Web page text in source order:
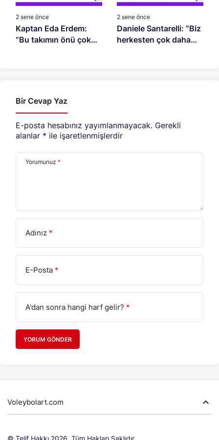
2 sene önce
Kaptan Eda Erdem:
“Bu takımın önü çok
2 sene önce
Daniele Santarelli: “Biz
herkesten çok daha
Bir Cevap Yaz
E-posta hesabınız yayımlanmayacak. Gerekli
alanlar * ile işaretlenmişlerdir
Yorumunuz *
Adınız *
E-Posta *
A'dan sonra hangi harf gelir? *
YORUM GÖNDER
Voleybolart.com